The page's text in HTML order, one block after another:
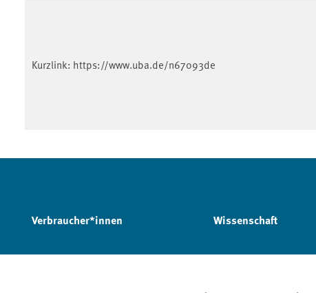
Kurzlink: https://www.uba.de/n67093de
Verbraucher*innen Wissenschaft